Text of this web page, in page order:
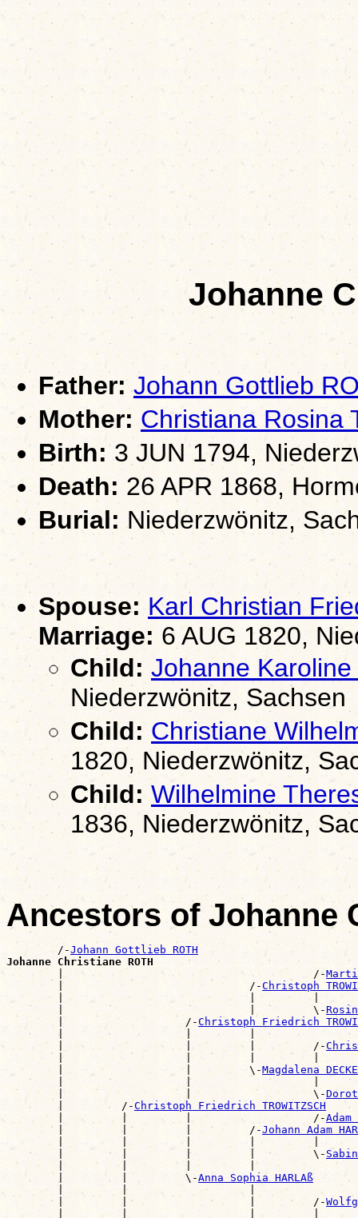
Johanne
Father: Johann Gottlieb
Mother: Christiana Rosina
Birth:3 JUN 1794,
Death: 26 APR 1868,
Burial: Niederzwönitz,
Spouse: Karl Christian
Marriage: 6 AUG 1820,
Child: Johanne
Niederzwönitz, Sachsen
Child: Christiane
1820, Niederzwönitz,
Child: Wilhelmine
1836, Niederzwönitz,
Ancestors of Johanne
        /-
Johann Gottlieb ROTH
Johanne Christiane ROTH
|                                       /-
        |                             /-
Christoph
|                             |         |
        |                             |         \-
        |                   /-
Christoph Friedrich
|                   |         |
        |                   |         |         /-
|                   |         |         |
        |                   |         \-
Magdalena
|                   |                   |
        |                   |                   \-
        |         /-
Christoph Friedrich TROWITZSCH
        |         |         |                   /-
Adam
        |         |         |         /-
Johann Adam
|         |         |         |         |
        |         |         |         |         \-
|         |         |         |
        |         |         \-
Anna Sophia HARLAß
|         |                   |
        |         |                   |         /-